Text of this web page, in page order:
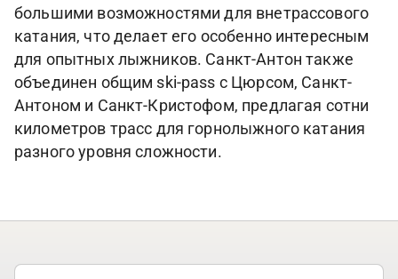
большими возможностями для внетрассового
катания, что делает его особенно интересным
для опытных лыжников. Санкт-Антон также
объединен общим ski-pass с Цюрсом, Санкт-
Антоном и Санкт-Кристофом, предлагая сотни
километров трасс для горнолыжного катания
разного уровня сложности.